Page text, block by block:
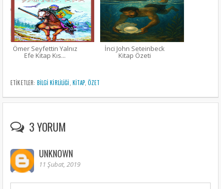
Ömer Seyfettin Yalnız
Efe Kitap Kıs...
İnci John Seteinbeck
Kitap Özeti
ETIKETLER: BİLGİ KİRLİLİĞİ KITAP, ÖZET
3 YORUM
UNKNOWN
11 Şubat, 2019